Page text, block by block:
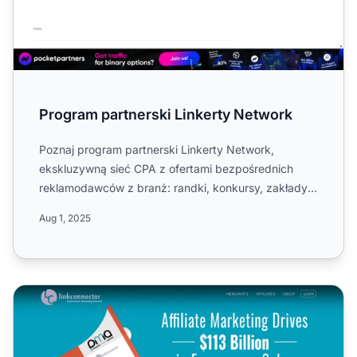
Program partnerski Linkerty Network
Poznaj program partnerski Linkerty Network,
ekskluzywną sieć CPA z ofertami bezpośrednich
reklamodawców z branż: randki, konkursy, zakłady,
Aug 1, 2025
Program partnerski LinkConnector